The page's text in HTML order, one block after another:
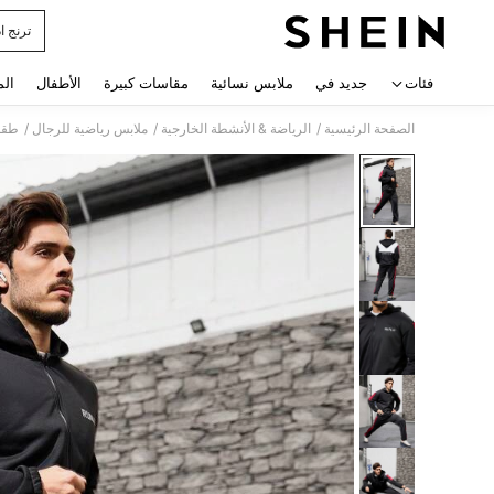
ترنج
فئات جديد في ملابس نسائية مقاسات كبيرة الأطفال
الصفحة الرئيسية / الرياضة & الأنشطة الخارجية / ملابس رياضية للرجال /